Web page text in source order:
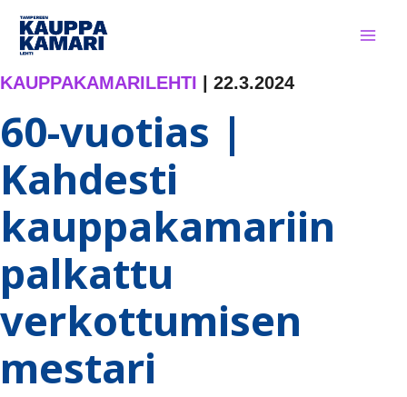
Siirry
sisältöön
KAUPPAKAMARILEHTI 22.3.2024
60-vuotias |
Kahdesti
kauppakamariin
palkattu
verkottumisen
mestari